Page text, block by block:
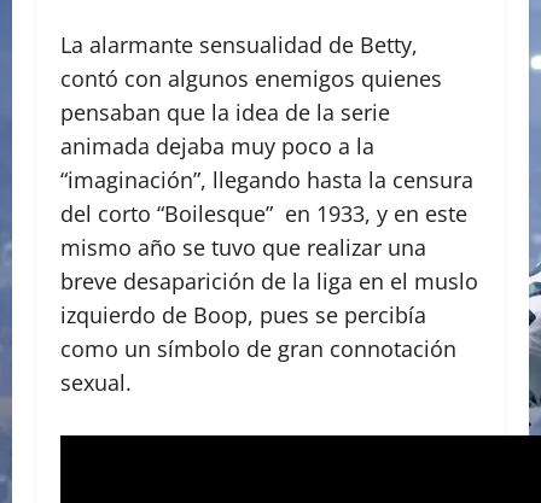
La alarmante sensualidad de Betty,
contó con algunos enemigos quienes
pensaban que la idea de la serie
animada dejaba muy poco a la
“imaginación”, llegando hasta la censura
del corto “Boilesque” en 1933, y en este
mismo año se tuvo que realizar una
breve desaparición de la liga en el muslo
izquierdo de Boop, pues se percibía
como un símbolo de gran connotación
sexual.